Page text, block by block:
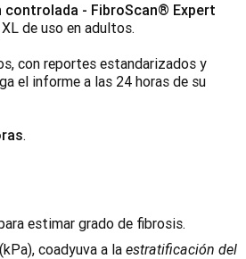
- FibroScan® Expert
de uso en adultos.
con reportes estandarizados y
el informe a las 24 horas de su
.
estimar grado de fibrosis.
coadyuva a la estratificación del